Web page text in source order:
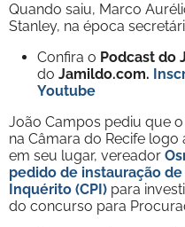
Quando saiu, Marco
Stanley, na época
Confira o Podcast do
do Jamildo.com.
Youtube
João Campos pediu que
na Câmara do Recife
em seu lugar, vereador
pedido de instauração
Inquérito (CPI) para
do concurso para